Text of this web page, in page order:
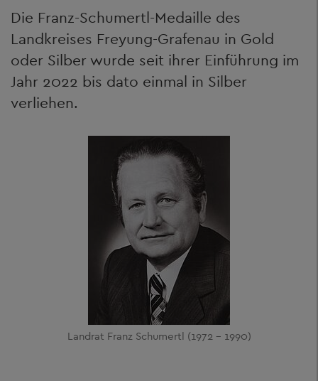
Die Franz-Schumertl-Medaille des
Landkreises Freyung-Grafenau in Gold
oder Silber wurde seit ihrer Einführung im
Jahr 2022 bis dato einmal in Silber
verliehen.
Landrat Franz Schumertl (1972 - 1990)